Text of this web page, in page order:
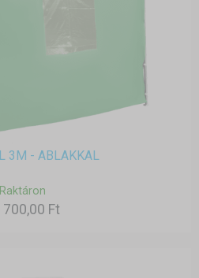
3M - ABLAKKAL
Raktáron
700,00 Ft